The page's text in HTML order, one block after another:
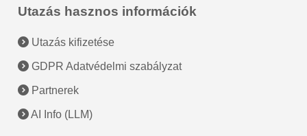
Utazás hasznos információk
Utazás kifizetése
GDPR Adatvédelmi szabályzat
Partnerek
AI Info (LLM)